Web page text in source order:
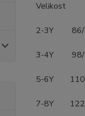
Velikost
2-3Y 86/
3-4Y 98/
5-6Y
7-8Y